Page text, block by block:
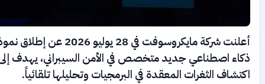
أعلنت شركة مايكروسوفت في 28 يوليو 2026 عن إطلاق نموذج
اصطناعي جديد متخصص في الأمن السيبراني، يهدف إلى
الثغرات المعقدة في البرمجيات وتحليلها تلقائياً.